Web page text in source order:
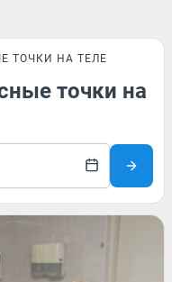
ТОЧКИ НА ТЕЛЕ
точки на